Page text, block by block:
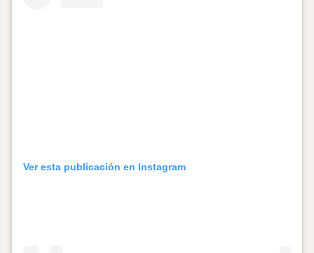
Ver esta publicación en Instagram